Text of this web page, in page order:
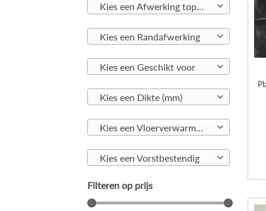
Kies een Afwerking toplaag
Kies een Randafwerking
Kies een Geschikt voor
Kies een Dikte (mm)
Kies een Vloerverwarming geschikt
Kies een Vorstbestendig
Filteren op prijs